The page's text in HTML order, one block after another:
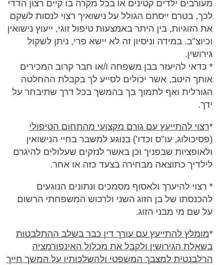
מעורבים ילדים קטינים או בכל מקרה בו קיים רצון הדדי
לכך, בטרם ייסתם הגולל על נישואיך רצוי לנסות לשקם
את הזוגיות, בין היתר באמצעות טיפול זוגי, ייעוץ נישואין
וכיוצ"ב. במידה וניסיון זה לא יישא פרי, ניתן לשקול
גירושין.
* כדאי להיעזר בבן משפחה ו/או חבר קרוב המכירים
אותך היטב, אשר יכולים לסייע לך בקבלת ההחלטה
הגורלית ואף לתמוך בך בהמשך בכל דרך שתיבחר על
ידך.
*רצוי להתייעץ עם גורם מקצועי מהתחום הטיפולי
(פסיכולוג, עו"ס וכדו') בנוגע למשבר בחיי הנישואין
ולאופציות שבפניך וכן באשר לנזקים שעלולים להיגרם
לילדיך כתוצאה מבחירה בצעד כזה או אחר.
* רצוי להיערך ולאסוף מסמכים ונתונים הנוגעים
להכנסתו של בן הזוג השני ולרכוש המשפחתי הרשום
על שם מי מבני הזוג.
*מומלץ להתייעץ עם עורך דין כבר בשלב ההתלבטות
בשאלת הגירושין ולקבל את מכלול האינפורמציה
הרלבנטית למצבך המשפטי ולהשלכותיו על המשך חייך